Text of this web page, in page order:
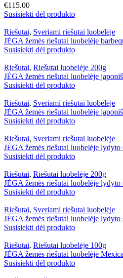
€115.00
Susisiekti dėl produkto
Riešutai, Sveriami riešutai luobelėje
JĖGA žemės riešutai luobelėje
Susisiekti dėl produkto
Riešutai, Riešutai luobelėje 200g
JĖGA žemės riešutai luobelėje
Susisiekti dėl produkto
Riešutai, Sveriami riešutai luobelėje
JĖGA žemės riešutai luobelėje
Susisiekti dėl produkto
Riešutai, Sveriami riešutai luobelėje
JĖGA žemės riešutai luobelėje
Susisiekti dėl produkto
Riešutai, Riešutai luobelėje 200g
JĖGA žemės riešutai luobelėje
Susisiekti dėl produkto
Riešutai, Sveriami riešutai luobelėje
JĖGA žemės riešutai luobelėje
Susisiekti dėl produkto
Riešutai, Riešutai luobelėje 100g
JĖGA žemės riešutai luobelėje
Susisiekti dėl produkto